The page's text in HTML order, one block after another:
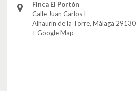
Finca El Portón
Calle Juan Carlos I
Alhaurín de la Torre, Málaga 29130
+ Google Map